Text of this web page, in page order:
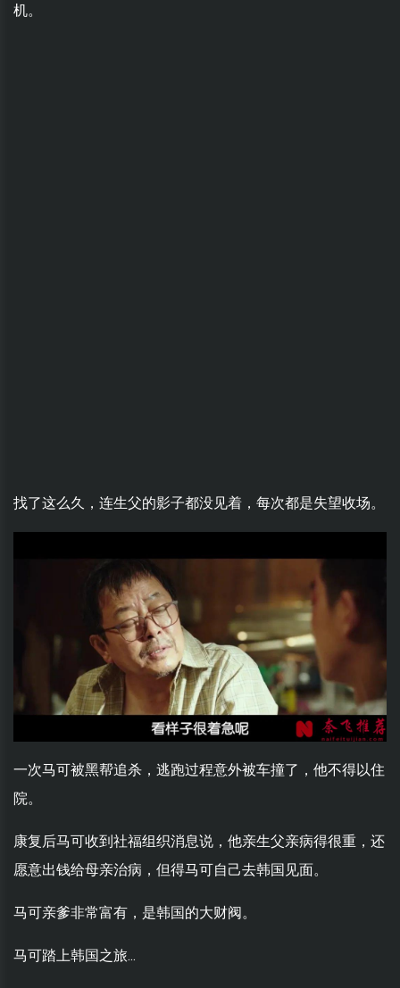
机。
找了这么久，连生父的影子都没见着，每次都是失望收场。
一次马可被黑帮追杀，逃跑过程意外被车撞了，他不得以住
院。
康复后马可收到社福组织消息说，他亲生父亲病得很重，还
愿意出钱给母亲治病，但得马可自己去韩国见面。
马可亲爹非常富有，是韩国的大财阀。
马可踏上韩国之旅...